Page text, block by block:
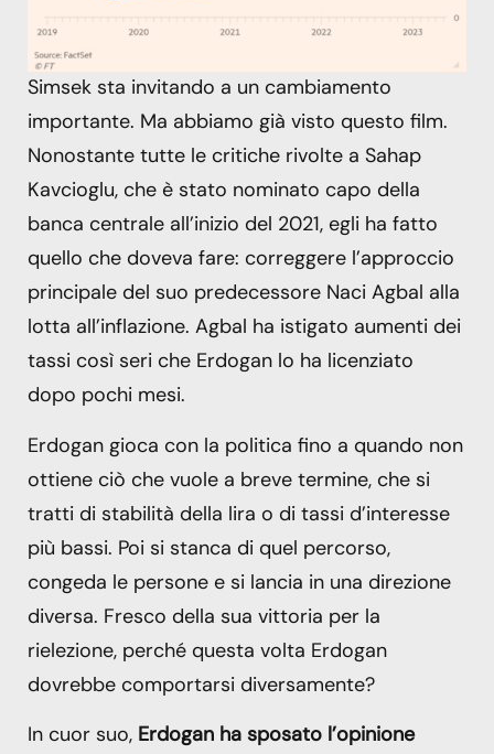
Simsek sta invitando a un cambiamento
importante. Ma abbiamo già visto questo film.
Nonostante tutte le critiche rivolte a Sahap
Kavcioglu, che è stato nominato capo della
banca centrale all’inizio del 2021, egli ha fatto
quello che doveva fare: correggere l’approccio
principale del suo predecessore Naci Agbal alla
lotta all’inflazione. Agbal ha istigato aumenti dei
tassi così seri che Erdogan lo ha licenziato
dopo pochi mesi.
Erdogan gioca con la politica fino a quando non
ottiene ciò che vuole a breve termine, che si
tratti di stabilità della lira o di tassi d’interesse
più bassi. Poi si stanca di quel percorso,
congeda le persone e si lancia in una direzione
diversa. Fresco della sua vittoria per la
rielezione, perché questa volta Erdogan
dovrebbe comportarsi diversamente?
In cuor suo, Erdogan ha sposato l’opinione